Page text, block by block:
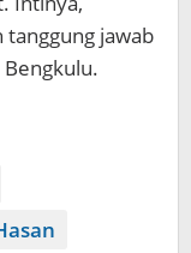
jawab